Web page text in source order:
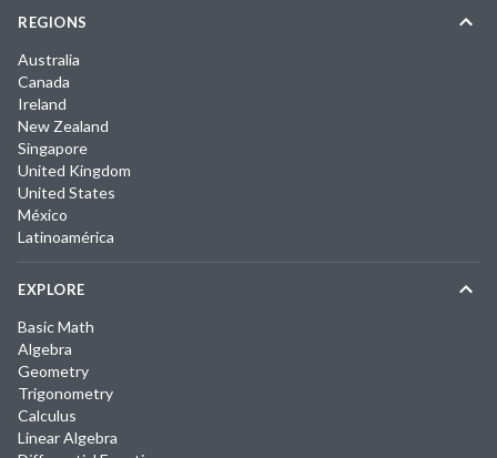
REGIONS
Australia
Canada
Ireland
New Zealand
Singapore
United Kingdom
United States
México
Latinoamérica
EXPLORE
Basic Math
Algebra
Geometry
Trigonometry
Calculus
Linear Algebra